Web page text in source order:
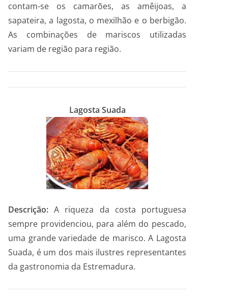
contam-se os camarões, as amêijoas, a
sapateira, a lagosta, o mexilhão e o berbigão.
As combinações de mariscos utilizadas
variam de região para região.
Lagosta Suada
Descrição:A riqueza da costa portuguesa
sempre providenciou, para além do pescado,
uma grande variedade de marisco. A Lagosta
Suada, é um dos mais ilustres representantes
da gastronomia da Estremadura.